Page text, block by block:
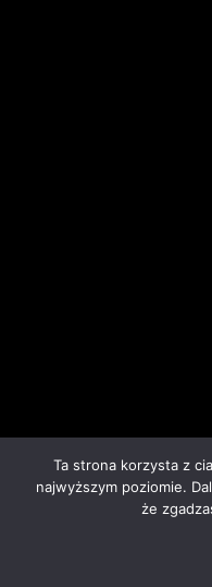
Ta strona korzysta z
najwyższym poziomie.
że